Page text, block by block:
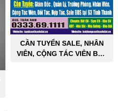
CẦN TUYỂN SALE, NHÂN
VIÊN, CỘNG TÁC VIÊN BẤT